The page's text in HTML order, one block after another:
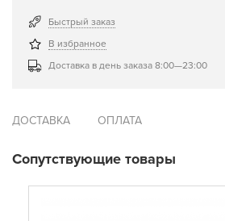
Быстрый заказ
В избранное
Доставка в день заказа 8:00—23:00
ДОСТАВКА ОПЛАТА
Сопутствующие товары